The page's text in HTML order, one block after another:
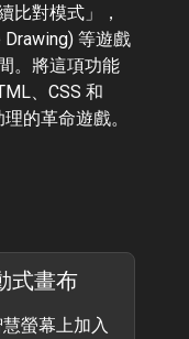
比對模式」，
等遊戲
。將這項功能
、CSS 和
的革命遊戲。
式畫布
螢幕上加入